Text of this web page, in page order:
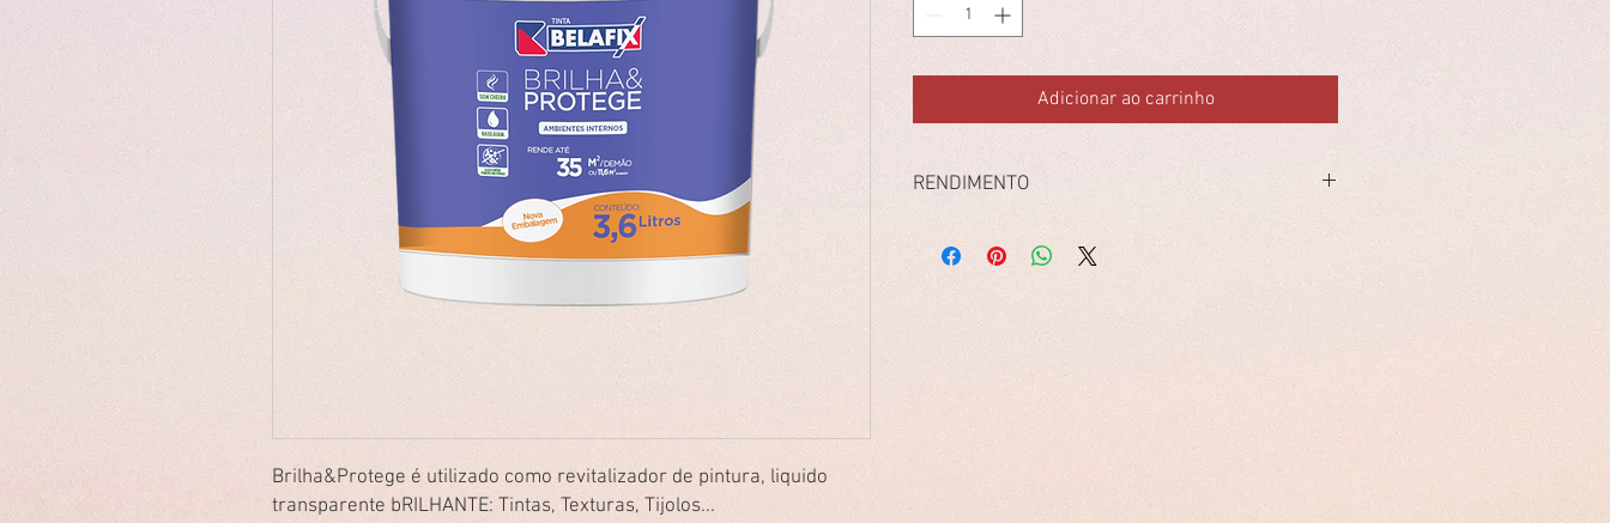
Brilha&Protege é utilizado como revitalizador de pintura, liquido
transparente bRILHANTE: Tintas, Texturas, Tijolos...
Adicionar ao carrinho
RENDIMENTO
125 até 175 m² / balde 18L / demão
25 até 35 m² / galão 3,6l / demão